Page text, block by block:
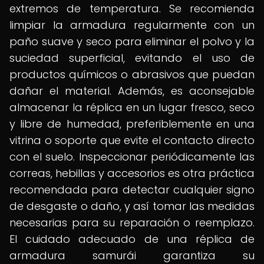
extremos de temperatura. Se recomienda
limpiar la armadura regularmente con un
paño suave y seco para eliminar el polvo y la
suciedad superficial, evitando el uso de
productos químicos o abrasivos que puedan
dañar el material. Además, es aconsejable
almacenar la réplica en un lugar fresco, seco
y libre de humedad, preferiblemente en una
vitrina o soporte que evite el contacto directo
con el suelo. Inspeccionar periódicamente las
correas, hebillas y accesorios es otra práctica
recomendada para detectar cualquier signo
de desgaste o daño, y así tomar las medidas
necesarias para su reparación o reemplazo.
El cuidado adecuado de una réplica de
armadura samurái garantiza su